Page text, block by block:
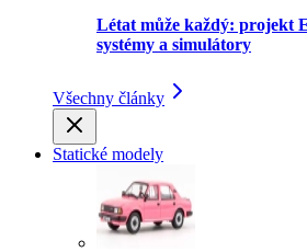
Létat může každý: projekt
systémy a simulátory
Všechny články
Statické modely